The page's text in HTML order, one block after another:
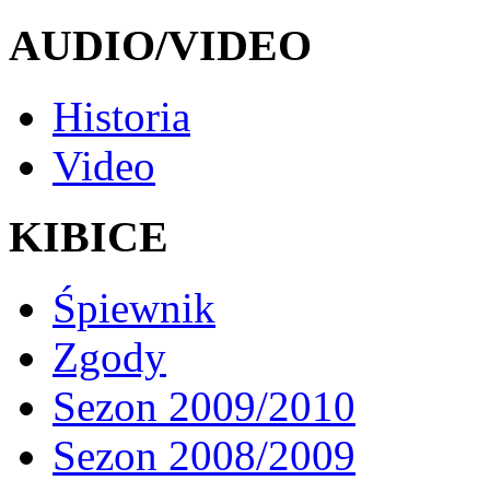
AUDIO/VIDEO
Historia
Video
KIBICE
Śpiewnik
Zgody
Sezon 2009/2010
Sezon 2008/2009